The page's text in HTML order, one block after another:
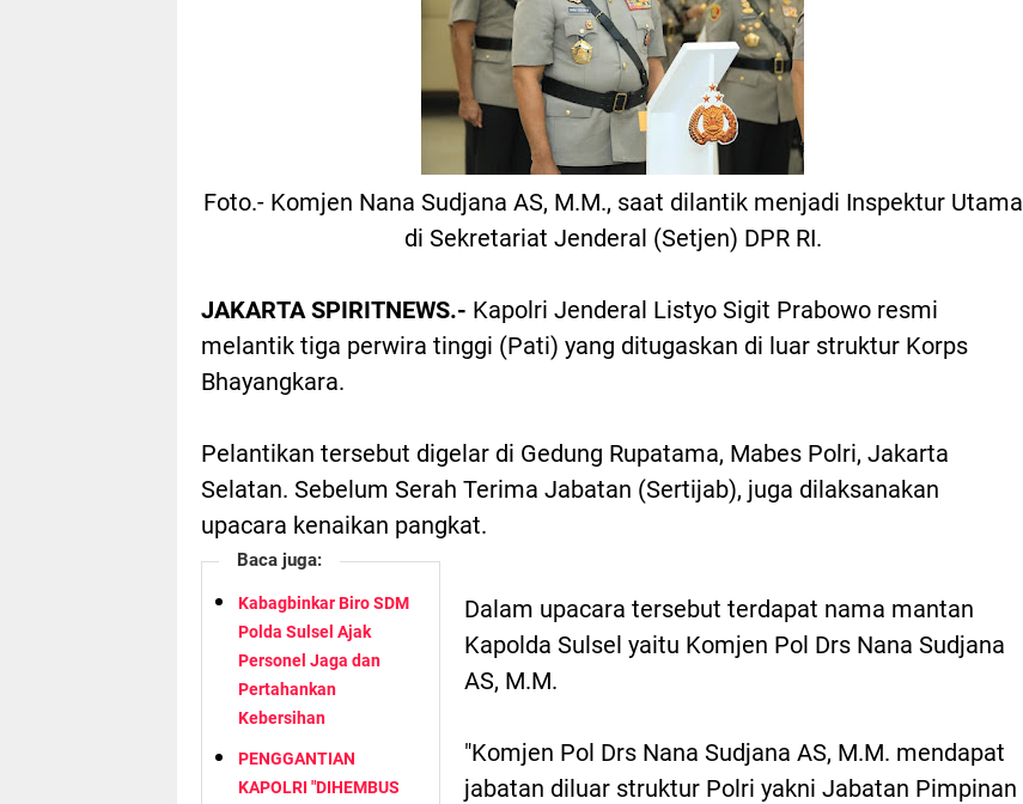
Foto.- Komjen Nana Sudjana AS, M.M., saat dilantik menjadi Inspektur Utama
di Sekretariat Jenderal (Setjen) DPR RI.
JAKARTA SPIRITNEWS.- Kapolri Jenderal Listyo Sigit Prabowo resmi
melantik tiga perwira tinggi (Pati) yang ditugaskan di luar struktur Korps
Bhayangkara.
Pelantikan tersebut digelar di Gedung Rupatama, Mabes Polri, Jakarta
Selatan. Sebelum Serah Terima Jabatan (Sertijab), juga dilaksanakan
upacara kenaikan pangkat.
Baca juga:
Kabagbinkar Biro SDM
Polda Sulsel Ajak
Personel Jaga dan
Pertahankan
Kebersihan
PENGGANTIAN
KAPOLRI "DIHEMBUS
Dalam upacara tersebut terdapat nama mantan
Kapolda Sulsel yaitu Komjen Pol Drs Nana Sudjana
AS, M.M.
"Komjen Pol Drs Nana Sudjana AS, M.M. mendapat
jabatan diluar struktur Polri yakni Jabatan Pimpinan